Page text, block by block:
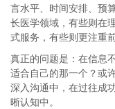
言水平、时间安排、预
长医学领域，有些则在
式服务，有些则更注重
真正的问题是：在信息
适合自己的那一个？或
深入沟通中，在过往成
晰认知中。